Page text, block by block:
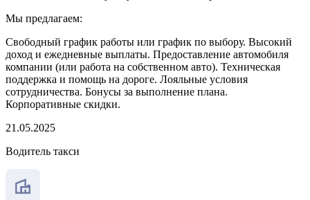
Мы предлагаем:
Свободный график работы или график по выбору. Высокий
доход и ежедневные выплаты. Предоставление автомобиля
компании (или работа на собственном авто). Техническая
поддержка и помощь на дороге. Лояльные условия
сотрудничества. Бонусы за выполнение плана.
Корпоративные скидки.
21.05.2025
Водитель такси